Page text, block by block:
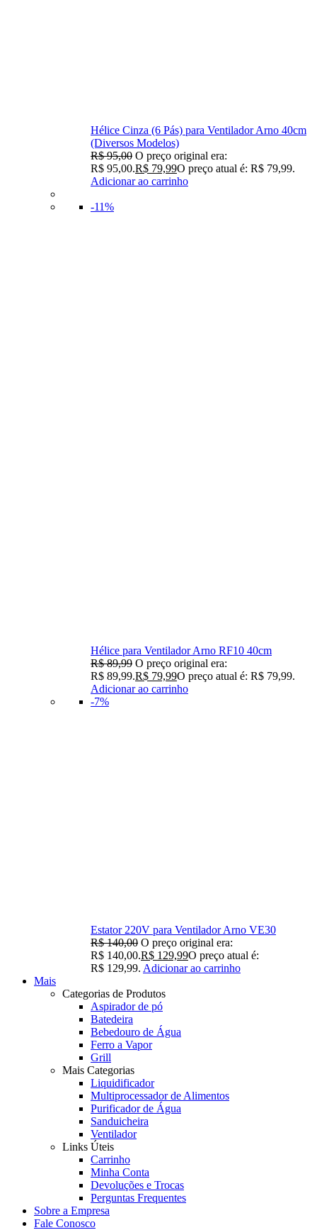
Hélice Cinza (6 Pás) para Ventilador Arno 40cm
(Diversos Modelos)
R$95,00 O preço original era:
R$ 95,00.R$ 79,99O preço atual é: R$ 79,99.
Adicionar ao carrinho
-11%
Hélice para Ventilador Arno RF10 40cm
R$89,99 O preço original era:
R$ 89,99.R$ 79,99O preço atual é: R$ 79,99.
Adicionar ao carrinho
-7%
Estator 220V para Ventilador Arno VE30
R$140,00 O preço original era:
R$ 140,00.R$ 129,99O preço atual é:
R$ 129,99. Adicionar ao carrinho
Mais
Categorias de Produtos
Aspirador de pó
Batedeira
Bebedouro de Água
Ferro a Vapor
Grill
Mais Categorias
Liquidificador
Multiprocessador de Alimentos
Purificador de Água
Sanduicheira
Ventilador
Links Úteis
Carrinho
Minha Conta
Devoluções e Trocas
Perguntas Frequentes
Sobre a Empresa
Fale Conosco